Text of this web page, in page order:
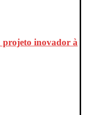
inovador à